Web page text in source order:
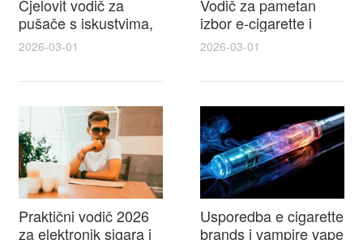
Cjelovit vodič za
pušače s iskustvima,
recenzijama i
cigarette na e cigareta
2026-03-01
Vodič za pametan
izbor e-cigarette i
savjeti kako postići
elektronske cigarete
2026-03-01
Praktični vodič 2026
za elektronik sigara i
Usporedba e cigarette
brands i vampire vape